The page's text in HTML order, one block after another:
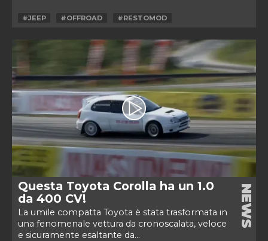
#JEEP #OFFROAD #RESTOMOD
Questa Toyota Corolla ha un 1.0
da 400 CV!
La umile compatta Toyota è stata trasformata in
una fenomenale vettura da cronoscalata, veloce
e sicuramente esaltante da...
NEWS